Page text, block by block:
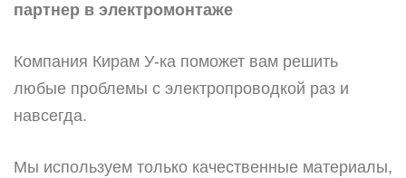
партнер в электромонтаже
Компания Кирам У-ка поможет вам решить
любые проблемы с электропроводкой раз и
навсегда.
Мы используем только качественные материалы,